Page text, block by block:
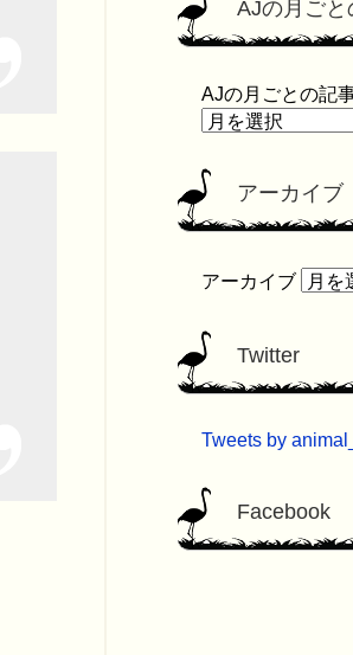
AJの月ごと
AJの月ごとの記
アーカイブ
アーカイブ
Twitter
Tweets by
Facebook